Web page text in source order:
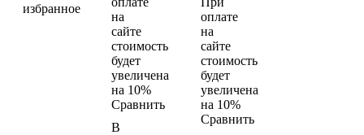
избранное
на
сайте
стоимость
будет
увеличена
на 10%
Сравнить
В
оплате
на
сайте
стоимость
будет
увеличена
на 10%
Сравнить